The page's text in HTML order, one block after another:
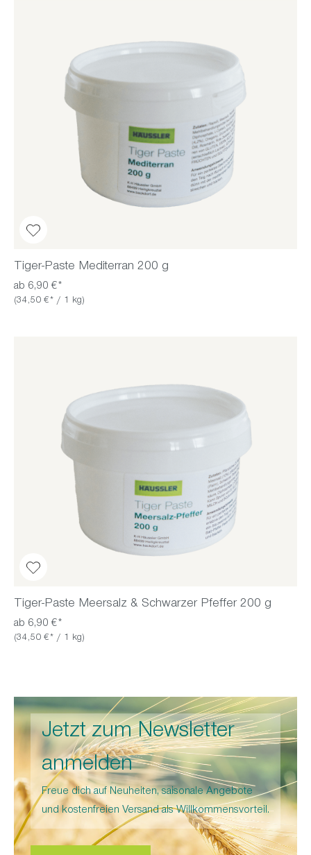
Tiger-Paste Mediterran 200 g
ab 6,90 €*
(34,50 €* / 1 kg)
Tiger-Paste Meersalz & Schwarzer Pfeffer 200 g
ab 6,90 €*
(34,50 €* / 1 kg)
Jetzt zum Newsletter
anmelden
Freue dich auf Neuheiten, saisonale Angebote
und kostenfreien Versand als Willkommensvorteil.